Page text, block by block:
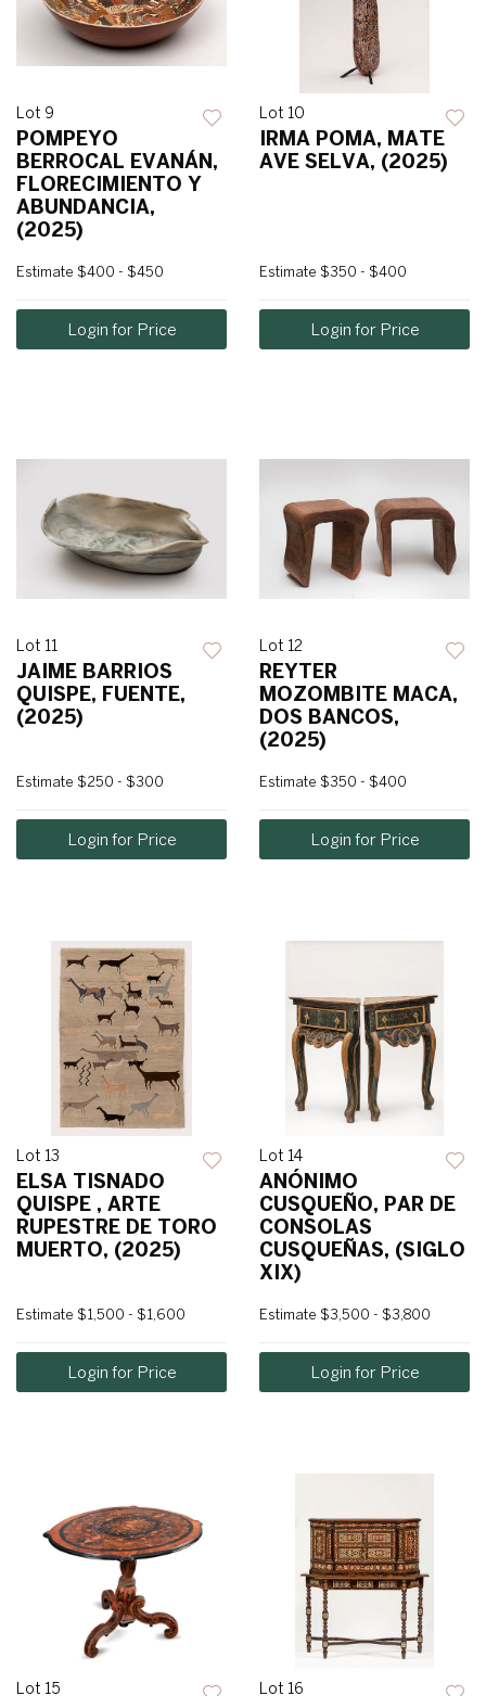
Lot 9
POMPEYO
BERROCAL EVANÁN,
FLORECIMIENTO Y
ABUNDANCIA,
(2025)
Estimate $400 - $450
Login for Price
Lot 10
IRMA POMA, MATE
AVE SELVA, (2025)
Estimate $350 - $400
Login for Price
Lot 11
JAIME BARRIOS
QUISPE, FUENTE,
(2025)
Estimate $250 - $300
Login for Price
Lot 12
REYTER
MOZOMBITE MACA,
DOS BANCOS,
(2025)
Estimate $350 - $400
Login for Price
Lot 13
ELSA TISNADO
QUISPE , ARTE
RUPESTRE DE TORO
MUERTO, (2025)
Estimate $1,500 - $1,600
Login for Price
Lot 14
ANÓNIMO
CUSQUEÑO, PAR DE
CONSOLAS
CUSQUEÑAS, (SIGLO
XIX)
Estimate $3,500 - $3,800
Login for Price
Lot 15 Lot 16